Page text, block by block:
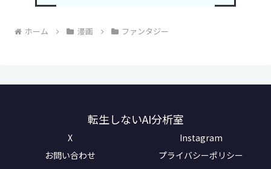
ホーム 漫画 ファンタジー
転生しないAI分析室
X
Instagram
お問い合わせ
プライバシーポリシー